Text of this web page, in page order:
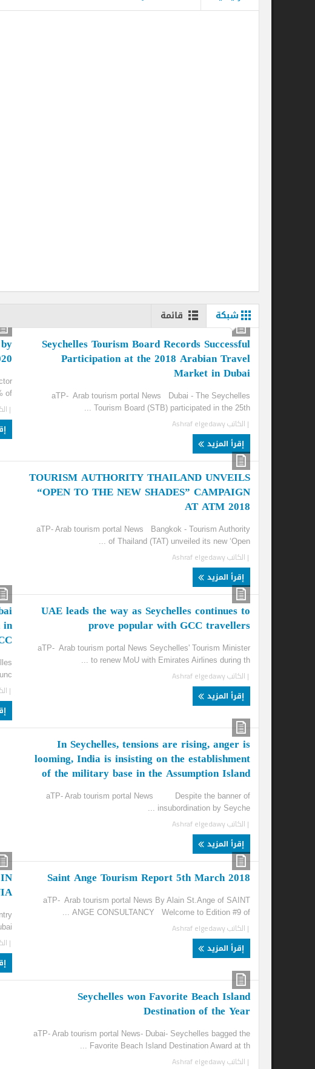
قائمة
Seychelles Tourism Board Records Successful
Participation at the 2018 Arabian Travel
Market in Dubai
aTP- Arab tourism portal News Dubai - The Seychelles
Tourism Board (STB) participated in the 25th ...
Ashraf elgedawy
billion by
sector
take 53% of ...
TOURISM AUTHORITY THAILAND UNVEILS
“OPEN TO THE NEW SHADES” CAMPAIGN
AT ATM 2018
aTP- Arab tourism portal News Bangkok - Tourism Authority
of Thailand (TAT) unveiled its new ‘Open ...
Ashraf elgedawy
UAE leads the way as Seychelles continues to
prove popular with GCC travellers
aTP- Arab tourism portal News Seychelles' Tourism Minister
to renew MoU with Emirates Airlines during th ...
Ashraf elgedawy
in Dubai
in
the GCC
Seychelles
launc ...
In Seychelles, tensions are rising, anger is
looming, India is insisting on the establishment
of the military base in the Assumption Island
aTP- Arab tourism portal News Despite the banner of
insubordination by Seyche ...
Ashraf elgedawy
Saint Ange Tourism Report 5th March 2018
aTP- Arab tourism portal News By Alain St.Ange of SAINT
ANGE CONSULTANCY Welcome to Edition #9 of ...
Ashraf elgedawy
LOVE IN
SLOVENIA
Only Country
Dubai ...
Seychelles won Favorite Beach Island
Destination of the Year
aTP- Arab tourism portal News- Dubai- Seychelles bagged the
Favorite Beach Island Destination Award at th ...
Ashraf elgedawy